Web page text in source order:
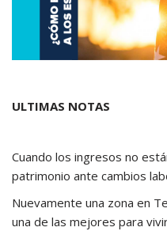
ULTIMAS NOTAS
Cuando los ingresos no
patrimonio ante cambios
Nuevamente una zona en
una de las mejores para